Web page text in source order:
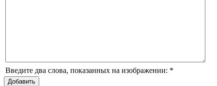
Введите два слова, показанных на изображении: *